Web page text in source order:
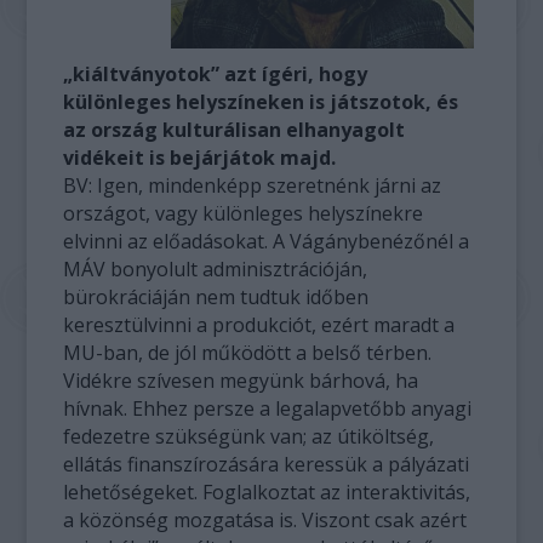
„kiáltványotok” azt ígéri, hogy
különleges helyszíneken is játszotok, és
az ország kulturálisan elhanyagolt
vidékeit is bejárjátok majd.
BV: Igen, mindenképp szeretnénk járni az
országot, vagy különleges helyszínekre
elvinni az előadásokat. A Vágánybenézőnél a
MÁV bonyolult adminisztrációján,
bürokráciáján nem tudtuk időben
keresztülvinni a produkciót, ezért maradt a
MU-ban, de jól működött a belső térben.
Vidékre szívesen megyünk bárhová, ha
hívnak. Ehhez persze a legalapvetőbb anyagi
fedezetre szükségünk van; az útiköltség,
ellátás finanszírozására keressük a pályázati
lehetőségeket. Foglalkoztat az interaktivitás,
a közönség mozgatása is. Viszont csak azért